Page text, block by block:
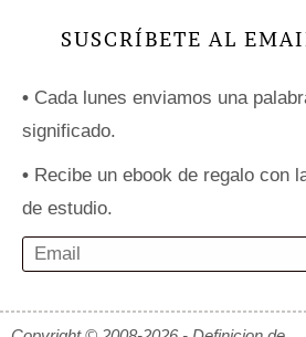
SUSCRÍBETE AL
• Cada lunes enviamos una
significado.
• Recibe un ebook de regalo con
de estudio.